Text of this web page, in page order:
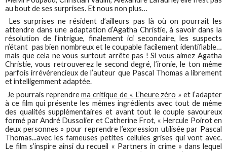
au bout de ses surprises. Et nous non plus…
Les surprises ne résident d’ailleurs pas là où on pourrait les
attendre dans une adaptation d’Agatha Christie, à savoir dans la
résolution de l’intrigue, finalement ici secondaire, les suspects
n’étant pas bien nombreux et le coupable facilement identifiable…
mais que cela ne vous surtout arrête pas ! Si vous aimez Agatha
Christie, vous retrouverez le second degré, l’ironie, le ton même
parfois irrévérencieux de l’auteur que Pascal Thomas a librement
et intelligemment adaptée.
Je pourrais reprendrema critique de « L’heure zéro » et l’adapter
à ce film qui présente les mêmes ingrédients avec tout de même
des qualités supplémentaires et avant tout le couple savoureux
formé par André Dussolier et Catherine Frot, « Hercule Poirot en
deux personnes » pour reprendre l’expression utilisée par Pascal
Thomas...avec les fameuses petites cellules grises qui vont avec.
Le film s’inspire ainsi du recueil « Partners in crime » dans lequel